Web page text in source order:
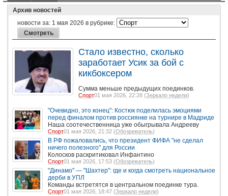
Архив новостей
новости за: 1 мая 2026 в рубрике:
Стало известно, сколько
заработает Усик за бой с
кикбоксером
Сумма меньше предыдущих поединков.
Спорт01 мая 2026, 22:28 (Зеркало недели)
"Очевидно, это конец": Костюк поделилась эмоциями
перед финалом против россиянке на турнире в Мадриде
Наша соотечественница уже обыгрывала Андрееву
Спорт01 мая 2026, 21:32 (Обозреватель)
В РФ пожаловались, что президент ФИФА "не сделал
ничего полезного" для России
Колосков раскритиковал Инфантино
Спорт01 мая 2026, 17:53 (Обозреватель)
"Динамо" — "Шахтер": где и когда смотреть национальное
дерби в УПЛ
Команды встретятся в центральном поединке тура.
Спорт01 мая 2026, 18:47 (Зеркало недели)